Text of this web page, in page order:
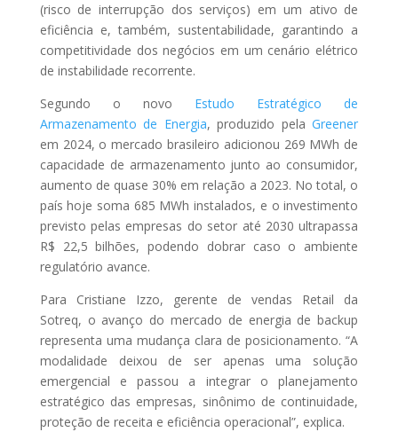
(risco de interrupção dos serviços) em um ativo de
eficiência e, também, sustentabilidade, garantindo a
competitividade dos negócios em um cenário elétrico
de instabilidade recorrente.
Segundo o novo Estudo Estratégico de
Armazenamento de Energia, produzido pelaGreener
em 2024, o mercado brasileiro adicionou 269 MWh de
capacidade de armazenamento junto ao consumidor,
aumento de quase 30% em relação a 2023. No total, o
país hoje soma 685 MWh instalados, e o investimento
previsto pelas empresas do setor até 2030 ultrapassa
R$ 22,5 bilhões, podendo dobrar caso o ambiente
regulatório avance.
Para Cristiane Izzo, gerente de vendas Retail da
Sotreq, o avanço do mercado de energia de backup
representa uma mudança clara de posicionamento. “A
modalidade deixou de ser apenas uma solução
emergencial e passou a integrar o planejamento
estratégico das empresas, sinônimo de continuidade,
proteção de receita e eficiência operacional”, explica.